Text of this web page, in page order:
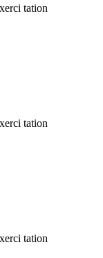
tation
tation
tation